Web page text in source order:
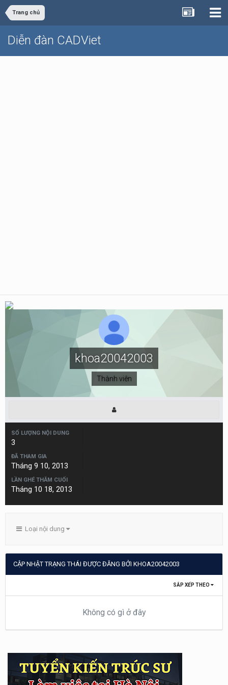
Trang chủ
Diễn đàn CADViet
khoa20042003
Thành viên
SỐ LƯỢNG NỘI DUNG
3
ĐÃ THAM GIA
Tháng 9 10, 2013
LẦN GHÉ THĂM CUỐI
Tháng 10 18, 2013
Loại nội dung
CẬP NHẬT TRẠNG THÁI ĐƯỢC ĐĂNG BỞI KHOA20042003
SẮP XẾP THEO
Không có gì ở đây